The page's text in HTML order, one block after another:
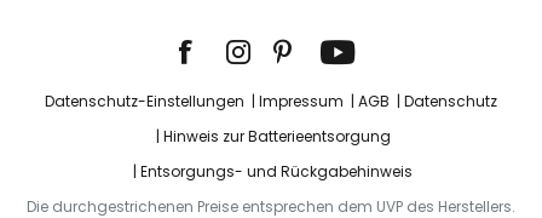
Datenschutz-Einstellungen Impressum AGB
Datenschutz
Hinweis zur Batterieentsorgung
Entsorgungs- und Rückgabehinweis
Die durchgestrichenen Preise entsprechen dem UVP des Herstellers.